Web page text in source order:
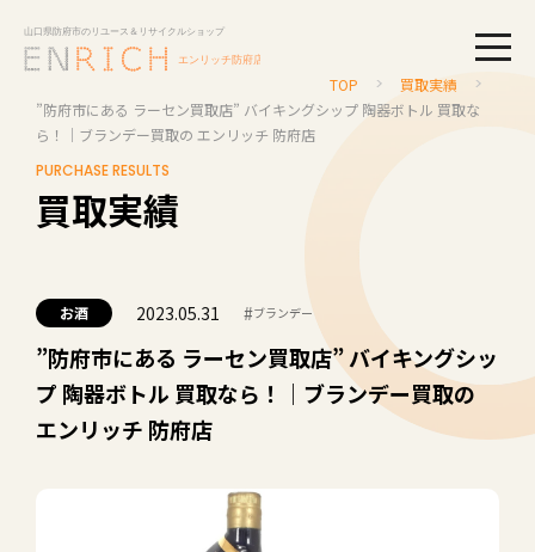
TOP
買取実績
”防府市にある ラーセン買取店” バイキングシップ 陶器ボトル 買取な
ら！｜ブランデー買取の エンリッチ 防府店
PURCHASE RESULTS
買取実績
お酒 2023.05.31 #ブランデー
”防府市にある ラーセン買取店” バイキングシッ
プ 陶器ボトル 買取なら！｜ブランデー買取の
エンリッチ 防府店